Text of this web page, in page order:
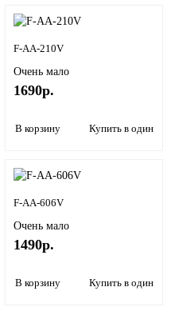
F-AA-210V
Очень мало
1690р.
В корзину Купить в один клик
F-AA-606V
Очень мало
1490р.
В корзину Купить в один клик